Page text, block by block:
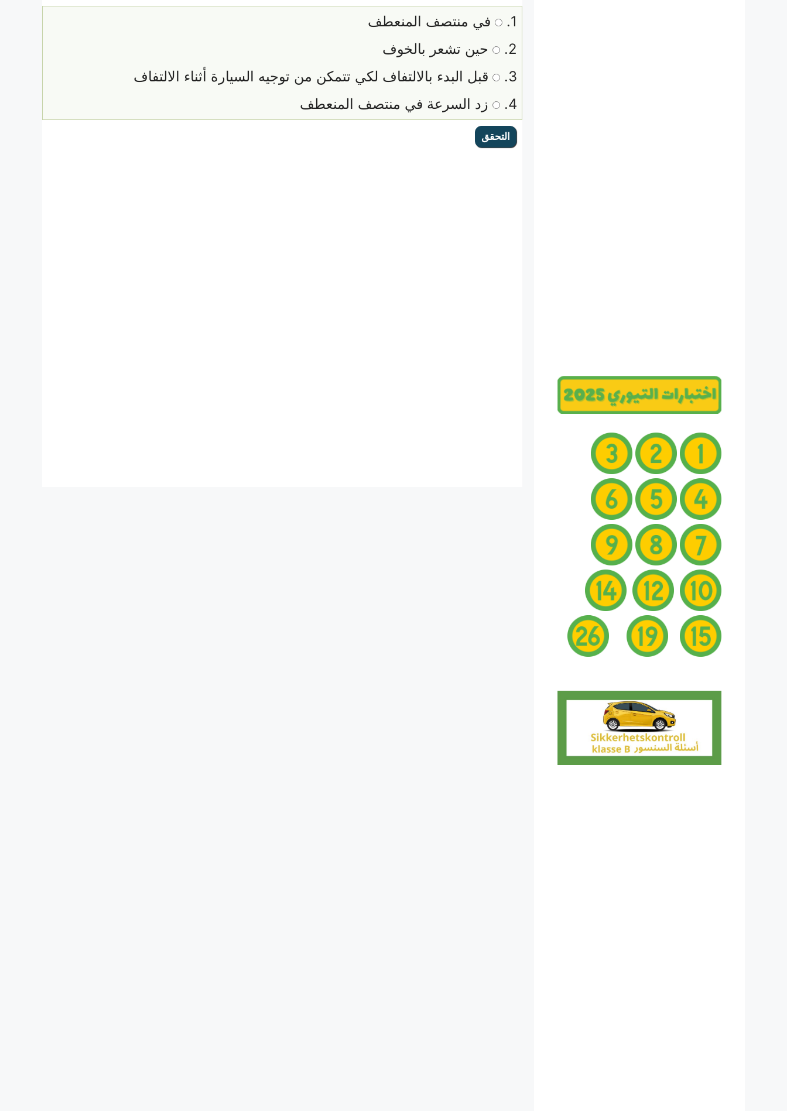
1.
في منتصف المنعطف
2.
حين تشعر بالخوف
3.
قبل البدء بالالتفاف لكي تتمكن من توجيه السيارة أثناء الالتفاف
4.
زد السرعة في منتصف المنعطف